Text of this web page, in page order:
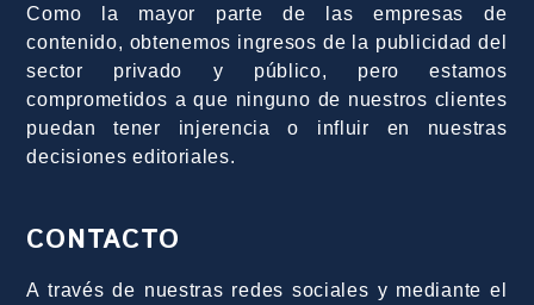
Como la mayor parte de las empresas de
contenido, obtenemos ingresos de la publicidad del
sector privado y público, pero estamos
comprometidos a que ninguno de nuestros clientes
puedan tener injerencia o influir en nuestras
decisiones editoriales.
CONTACTO
A través de nuestras redes sociales y mediante el